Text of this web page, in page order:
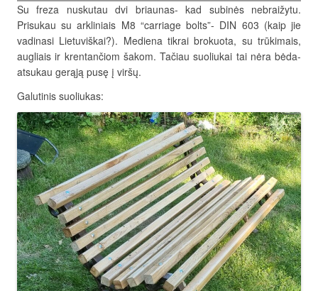
Su freza nuskutau dvi briaunas- kad subinės nebraižytu.
Prisukau su arkliniais M8 “carriage bolts”- DIN 603 (kaip jie
vadinasi Lietuviškai?). Mediena tikrai brokuota, su trūkimais,
augliais ir krentančiom šakom. Tačiau suoliukai tai nėra bėda-
atsukau gerąją pusę į viršų.
Galutinis suoliukas: